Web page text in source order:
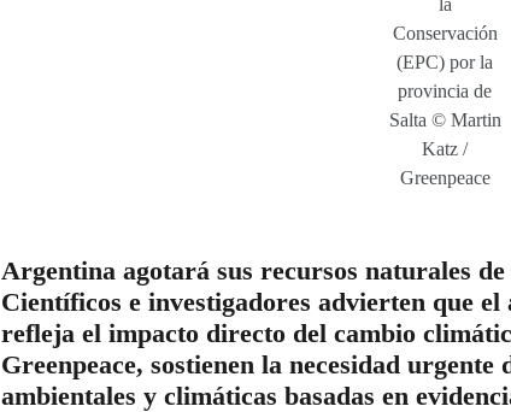
la
Conservación
(EPC) por la
provincia de
Salta © Martin
Katz /
Greenpeace
Argentina agotará sus recursos naturales
Científicos e investigadores advierten que
refleja el impacto directo del cambio
Greenpeace, sostienen la necesidad
ambientales y climáticas basadas en